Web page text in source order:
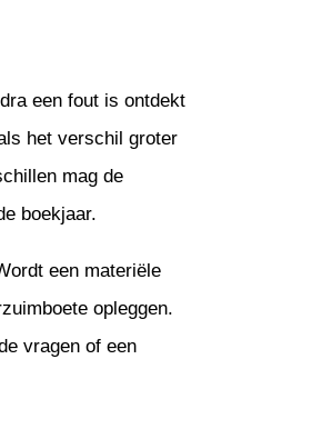
een fout is ontdekt
het verschil groter
mag de
boekjaar.
een materiële
opleggen.
vragen of een